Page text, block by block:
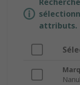
attributs.